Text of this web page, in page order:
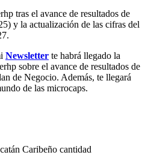
tras el avance de resultados de
y la actualización de las cifras del
Newsletter te habrá llegado la
sobre el avance de resultados de
de Negocio. Además, te llegará
de las microcaps.
Caribeño cantidad